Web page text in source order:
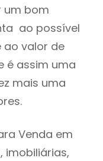
um bom
ao possível
ao valor de
é assim uma
mais uma
Venda em
imobiliárias,